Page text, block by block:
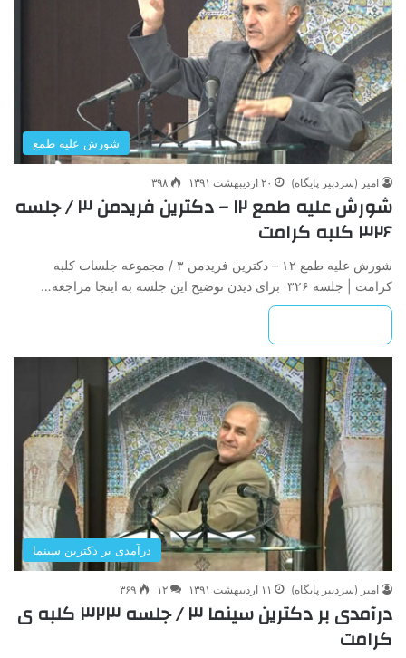
شورش علیه طمع
امیر (سردبیر پایگاه) ۲۰ اردیبهشت ۱۳۹۱ ۳۹۸
شورش علیه طمع ۱۲ – دکترین فریدمن ۳ / جلسه
۳۲۶ کلبه کرامت
شورش علیه طمع ۱۲ – دکترین فریدمن ۳ / مجموعه جلسات کلبه
کرامت | جلسه ۳۲۶ برای دیدن توضیح این جلسه به اینجا مراجعه…
درآمدی بر دکترین سینما
امیر (سردبیر پایگاه) ۱۱ اردیبهشت ۱۳۹۱ ۱۲ ۳۶۹
درآمدی بر دکترین سینما ۳ / جلسه ۳۲۳ کلبه ی
کرامت